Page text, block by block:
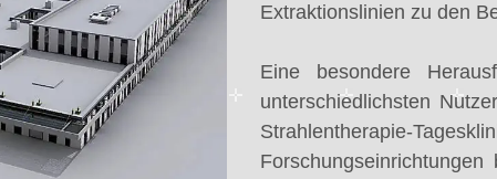
Extraktionslinien zu den
Eine besondere
unterschiedlichsten
Strahlentherapie-